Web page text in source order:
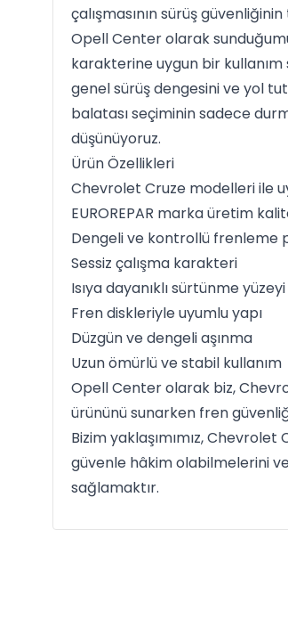
çalışmasının sürüş
Opell Center olarak
karakterine uygun bir kullanım
genel sürüş dengesini ve yol
balatası seçiminin sadece
düşünüyoruz.
Ürün Özellikleri
Chevrolet Cruze modelleri ile
EUROREPAR marka üretim
Dengeli ve kontrollü frenleme
Sessiz çalışma karakteri
Isıya dayanıklı sürtünme yüzeyi
Fren diskleriyle uyumlu yapı
Düzgün ve dengeli aşınma
Uzun ömürlü ve stabil kullanım
Opell Center olarak biz,
ürününü sunarken fren
Bizim yaklaşımımız, Chevrolet
güvenle hâkim olabilmelerini
sağlamaktır.